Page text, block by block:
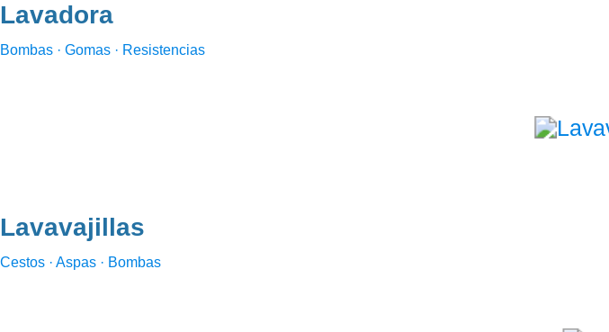
Lavadora
Bombas · Gomas · Resistencias
Lavavajillas
Cestos · Aspas · Bombas